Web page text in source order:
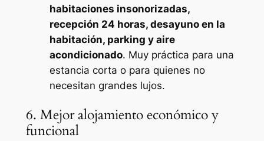
habitaciones insonorizadas,
recepción 24 horas, desayuno en la
habitación, parking y aire
acondicionado. Muy práctica para una
estancia corta o para quienes no
necesitan grandes lujos.
6. Mejor alojamiento económico y
funcional